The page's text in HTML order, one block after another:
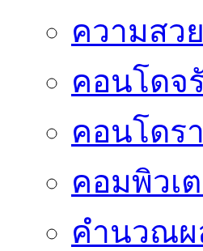
ความสว
คอนโดจ
คอนโดร
คอมพิวเ
คำนวณผ